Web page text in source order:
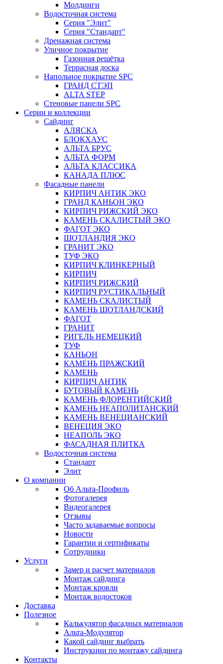
Молдинги
Водосточная система
Серия "Элит"
Серия "Стандарт"
Дренажная система
Уличное покрытие
Газонная решётка
Террасная доска
Напольное покрытие SPC
ГРАНД СТЭП
ALTA STEP
Стеновые панели SPC
Серии и коллекции
Сайдинг
АЛЯСКА
БЛОКХАУС
АЛЬТА БРУС
АЛЬТА ФОРМ
АЛЬТА КЛАССИКА
КАНАДА ПЛЮС
Фасадные панели
КИРПИЧ АНТИК ЭКО
ГРАНД КАНЬОН ЭКО
КИРПИЧ РИЖСКИЙ ЭКО
КАМЕНЬ СКАЛИСТЫЙ ЭКО
ФАГОТ ЭКО
ШОТЛАНДИЯ ЭКО
ГРАНИТ ЭКО
ТУФ ЭКО
КИРПИЧ КЛИНКЕРНЫЙ
КИРПИЧ
КИРПИЧ РИЖСКИЙ
КИРПИЧ РУСТИКАЛЬНЫЙ
КАМЕНЬ СКАЛИСТЫЙ
КАМЕНЬ ШОТЛАНДСКИЙ
ФАГОТ
ГРАНИТ
РИГЕЛЬ НЕМЕЦКИЙ
ТУФ
КАНЬОН
КАМЕНЬ ПРАЖСКИЙ
КАМЕНЬ
КИРПИЧ АНТИК
БУТОВЫЙ КАМЕНЬ
КАМЕНЬ ФЛОРЕНТИЙСКИЙ
КАМЕНЬ НЕАПОЛИТАНСКИЙ
КАМЕНЬ ВЕНЕЦИАНСКИЙ
ВЕНЕЦИЯ ЭКО
НЕАПОЛЬ ЭКО
ФАСАДНАЯ ПЛИТКА
Водосточная система
Стандарт
Элит
О компании
Об Альта-Профиль
Фотогалерея
Видеогалерея
Отзывы
Часто задаваемые вопросы
Новости
Гарантии и сертификаты
Сотрудники
Услуги
Замер и расчет материалов
Монтаж сайдинга
Монтаж кровли
Монтаж водостоков
Доставка
Полезное
Калькулятор фасадных материалов
Альта-Модулятор
Какой сайдинг выбрать
Инструкции по монтажу сайдинга
Контакты